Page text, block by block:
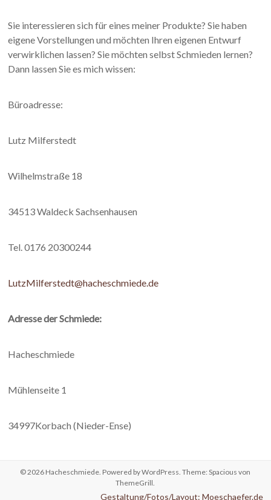
Sie interessieren sich für eines meiner Produkte? Sie haben
eigene Vorstellungen und möchten Ihren eigenen Entwurf
verwirklichen lassen? Sie möchten selbst Schmieden lernen?
Dann lassen Sie es mich wissen:
Büroadresse:
Lutz Milferstedt
Wilhelmstraße 18
34513 Waldeck Sachsenhausen
Tel. 0176 20300244
LutzMilferstedt@hacheschmiede.de
Adresse der Schmiede:
Hacheschmiede
Mühlenseite 1
34997Korbach (Nieder-Ense)
© 2026 Hacheschmiede. Powered byWordPress. Theme: Spacious von
ThemeGrill.
Gestaltung/Fotos/Layout: Moeschaefer.de